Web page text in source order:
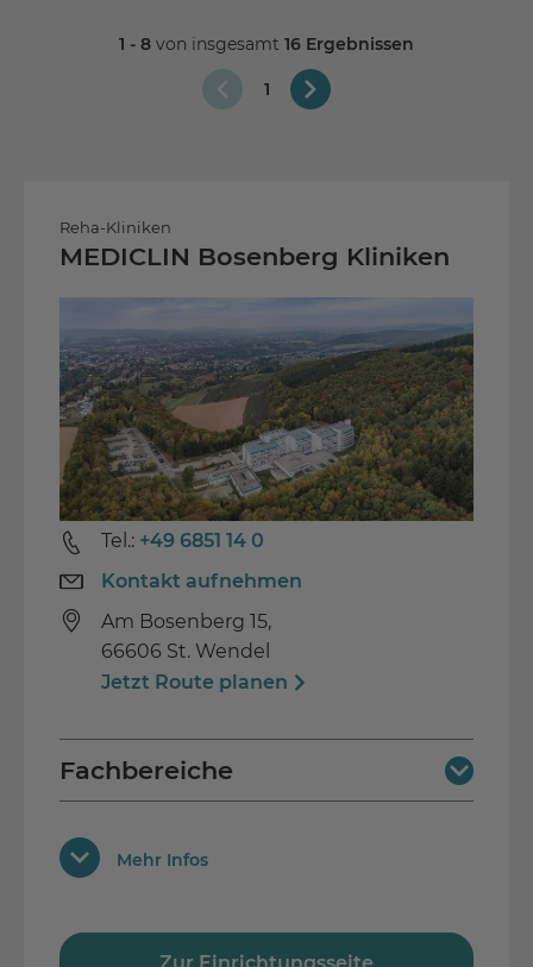
1
1 - 8 von insgesamt 16 Ergebnissen
Reha-Kliniken
MEDICLIN Bosenberg Kliniken
Tel.: +49 6851 14 0
Kontakt aufnehmen
Am Bosenberg 15,
66606 St. Wendel
Jetzt Route planen
Fachbereiche
Neurologie
Ausstattungen
Behindertengerecht
Mehr Infos